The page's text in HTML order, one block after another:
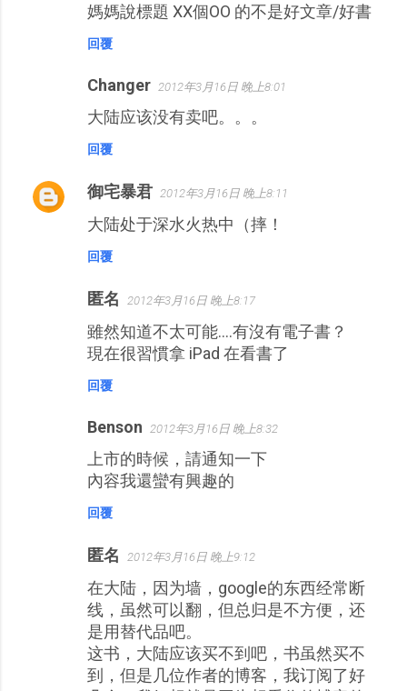
媽媽說標題 XX個OO 的不是好文章/好書
回覆
Changer 2012年3月16日 晚上8:01
大陆应该没有卖吧。。。
回覆
御宅暴君 2012年3月16日 晚上8:11
大陆处于深水火热中（摔！
回覆
匿名 2012年3月16日 晚上8:17
雖然知道不太可能....有沒有電子書？
現在很習慣拿 iPad 在看書了
回覆
Benson 2012年3月16日 晚上8:32
上市的時候，請通知一下
內容我還蠻有興趣的
回覆
匿名 2012年3月16日 晚上9:12
在大陆，因为墙，google的东西经常断
线，虽然可以翻，但总归是不方便，还
是用替代品吧。
这书，大陆应该买不到吧，书虽然买不
到，但是几位作者的博客，我订阅了好